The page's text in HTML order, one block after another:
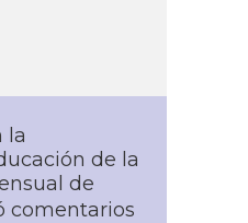
la
de la
de
comentarios